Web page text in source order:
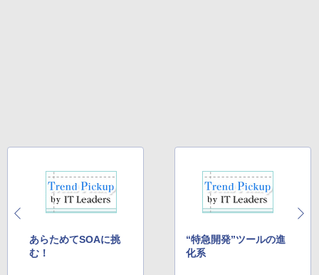
あらためてSOAに挑
む！
“特急開発”ツールの進
化系